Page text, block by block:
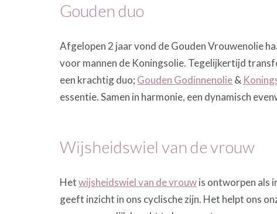
Gouden duo
Afgelopen 2 jaar vond de Gouden Vrouwenolie
voor mannen de Koningsolie. Tegelijkertijd
een krachtig duo; Gouden Godinnenolie&
essentie. Samen in harmonie, een dynamisch
Wijsheidswiel van de vrouw
Hetwijsheidswiel van de vrouwis ontworpen als
geeft inzicht in ons cyclische zijn. Het helpt ons